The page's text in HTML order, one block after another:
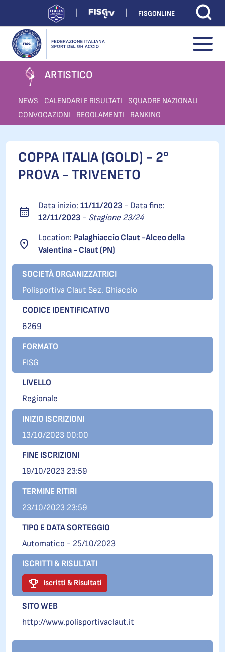
FISGONLINE
ARTISTICO
NEWS CALENDARI E RISULTATI
SQUADRE NAZIONALI
CONVOCAZIONI
REGOLAMENTI RANKING
COPPA ITALIA (GOLD) - 2°
PROVA - TRIVENETO
Data inizio: 11/11/2023 - Data fine:
12/11/2023 - Stagione 23/24
Location: Palaghiaccio Claut -Alceo della
Valentina - Claut (PN)
SOCIETÀ ORGANIZZATRICI
Polisportiva Claut Sez. Ghiaccio
CODICE IDENTIFICATIVO
6269
FORMATO
FISG
LIVELLO
Regionale
INIZIO ISCRIZIONI
13/10/2023 00:00
FINE ISCRIZIONI
19/10/2023 23:59
TERMINE RITIRI
23/10/2023 23:59
TIPO E DATA SORTEGGIO
Automatico - 25/10/2023
ISCRITTI & RISULTATI
Iscritti & Risultati
SITO WEB
http://www.polisportivaclaut.it